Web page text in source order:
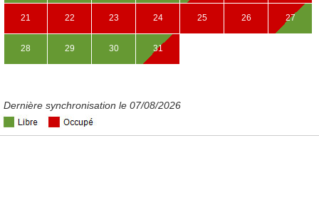
21 22 23 24 25 26 27
28 29 30 31
Dernière synchronisation le 07/08/2026